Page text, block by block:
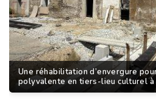
Une réhabilitation d’envergure
polyvalente en tiers-lieu culturel à